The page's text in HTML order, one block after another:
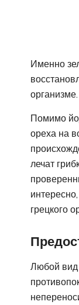
Именно
организме.
Помимо
ореха на
лечат
грецкого
Любой вид